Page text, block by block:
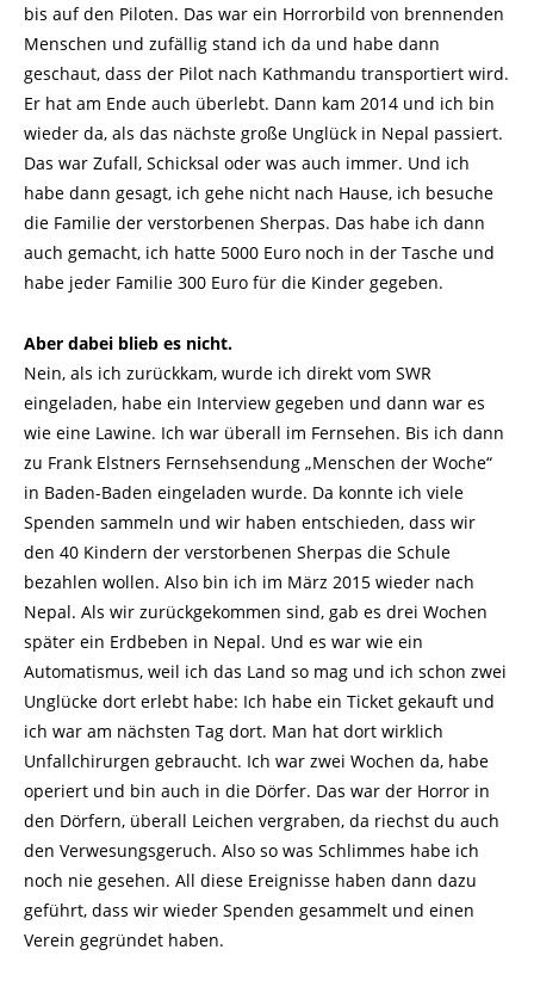
bis auf den Piloten. Das war ein Horrorbild von brennenden
Menschen und zufällig stand ich da und habe dann
geschaut, dass der Pilot nach Kathmandu transportiert wird.
Er hat am Ende auch überlebt. Dann kam 2014 und ich bin
wieder da, als das nächste große Unglück in Nepal passiert.
Das war Zufall, Schicksal oder was auch immer. Und ich
habe dann gesagt, ich gehe nicht nach Hause, ich besuche
die Familie der verstorbenen Sherpas. Das habe ich dann
auch gemacht, ich hatte 5000 Euro noch in der Tasche und
habe jeder Familie 300 Euro für die Kinder gegeben.
Aber dabei blieb es nicht.
Nein, als ich zurückkam, wurde ich direkt vom SWR
eingeladen, habe ein Interview gegeben und dann war es
wie eine Lawine. Ich war überall im Fernsehen. Bis ich dann
zu Frank Elstners Fernsehsendung „Menschen der Woche“
in Baden-Baden eingeladen wurde. Da konnte ich viele
Spenden sammeln und wir haben entschieden, dass wir
den 40 Kindern der verstorbenen Sherpas die Schule
bezahlen wollen. Also bin ich im März 2015 wieder nach
Nepal. Als wir zurückgekommen sind, gab es drei Wochen
später ein Erdbeben in Nepal. Und es war wie ein
Automatismus, weil ich das Land so mag und ich schon zwei
Unglücke dort erlebt habe: Ich habe ein Ticket gekauft und
ich war am nächsten Tag dort. Man hat dort wirklich
Unfallchirurgen gebraucht. Ich war zwei Wochen da, habe
operiert und bin auch in die Dörfer. Das war der Horror in
den Dörfern, überall Leichen vergraben, da riechst du auch
den Verwesungsgeruch. Also so was Schlimmes habe ich
noch nie gesehen. All diese Ereignisse haben dann dazu
geführt, dass wir wieder Spenden gesammelt und einen
Verein gegründet haben.